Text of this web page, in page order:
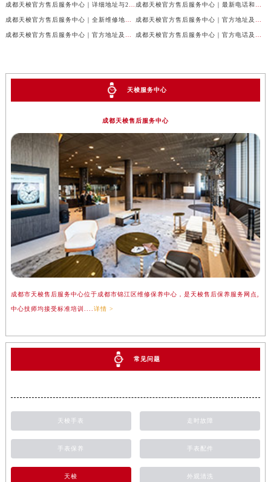
天梭服务中心
成都天梭售后服务中心
成都市天梭售后服务中心位于成都市锦江区维修保养中心，是天梭售后保养服务网点,
中心技师均接受标准培训.... 详情 >
常见问题
天梭手表 走时故障
手表保养 手表配件
天梭 外观清洗